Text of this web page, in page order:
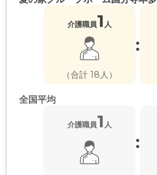
介護職員1 人
（合計 18人）
:
全国平均
介護職員1 人
: